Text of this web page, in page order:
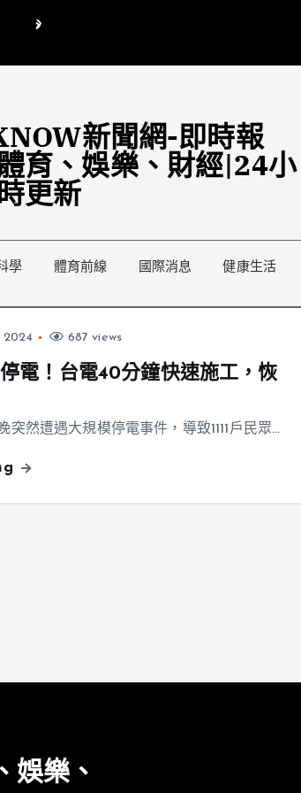
喊刪陸委會1295萬媒宣費惹議 梁文傑回「只能靠嘴巴」
新聞網-即時報
育、娛樂、財經|24小
更新
學 體育前線 國際消息 健康生活
2024 687 views
電！台電40分鐘快速施工，恢
突然遭遇大規模停電事件，導致1111戶民眾…
娛樂、